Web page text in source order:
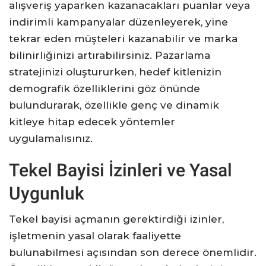
alışveriş yaparken kazanacakları puanlar veya
indirimli kampanyalar düzenleyerek, yine
tekrar eden müşteleri kazanabilir ve marka
bilinirliğinizi artırabilirsiniz. Pazarlama
stratejinizi oluştururken, hedef kitlenizin
demografik özelliklerini göz önünde
bulundurarak, özellikle genç ve dinamik
kitleye hitap edecek yöntemler
uygulamalısınız.
Tekel Bayisi İzinleri ve Yasal
Uygunluk
Tekel bayisi açmanın gerektirdiği izinler,
işletmenin yasal olarak faaliyette
bulunabilmesi açısından son derece önemlidir.